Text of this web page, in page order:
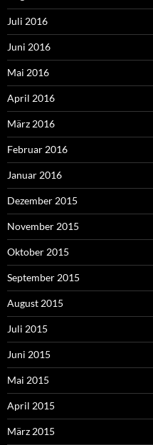
Juli 2016
Juni 2016
Mai 2016
April 2016
März 2016
Februar 2016
Januar 2016
Dezember 2015
November 2015
Oktober 2015
September 2015
August 2015
Juli 2015
Juni 2015
Mai 2015
April 2015
März 2015